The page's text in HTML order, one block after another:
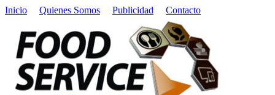
Inicio Quienes Somos Publicidad Contacto